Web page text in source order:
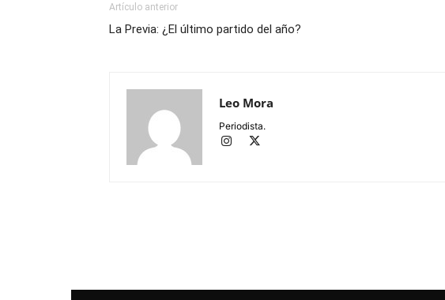
Artículo anterior
La Previa: ¿El último partido del año?
Leo Mora
Periodista.